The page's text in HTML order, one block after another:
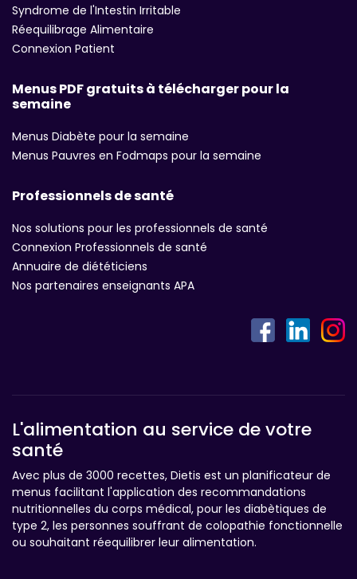
Syndrome de l'Intestin Irritable
Réequilibrage Alimentaire
Connexion Patient
Menus PDF gratuits à télécharger pour la
semaine
Menus Diabète pour la semaine
Menus Pauvres en Fodmaps pour la semaine
Professionnels de santé
Nos solutions pour les professionnels de santé
Connexion Professionnels de santé
Annuaire de diététiciens
Nos partenaires enseignants APA
L'alimentation au service de votre
santé
Avec plus de 3000 recettes, Dietis est un planificateur de
menus facilitant l'application des recommandations
nutritionnelles du corps médical, pour les diabètiques de
type 2, les personnes souffrant de colopathie fonctionnelle
ou souhaitant réequilibrer leur alimentation.